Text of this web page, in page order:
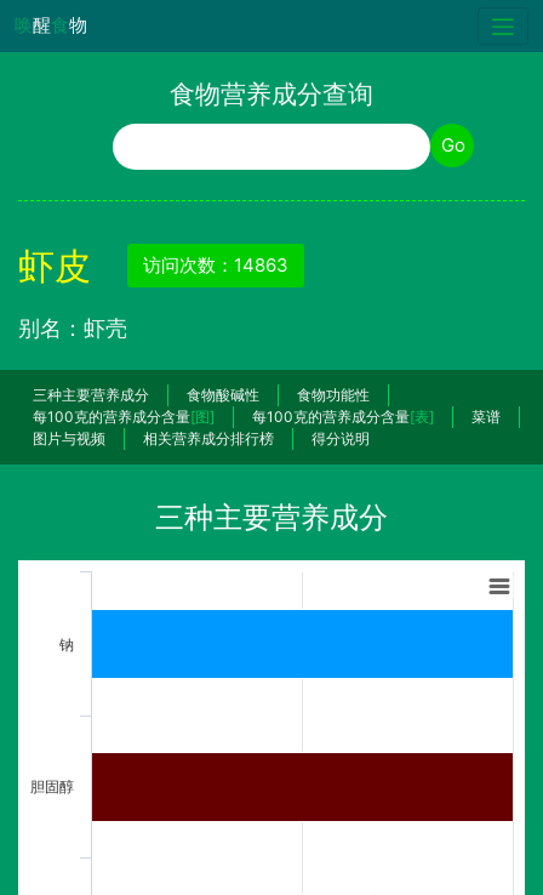
唤醒食物
食物营养成分查询
食物名称 Go
虾皮 访问次数：14863
别名：虾壳
三种主要营养成分 食物酸碱性
食物功能性
每100克的营养成分含量[图] 每100克的营养成分含量[表]
菜谱
图片与视频
相关营养成分排行榜 得分说明
三种主要营养成分
钠
胆固醇